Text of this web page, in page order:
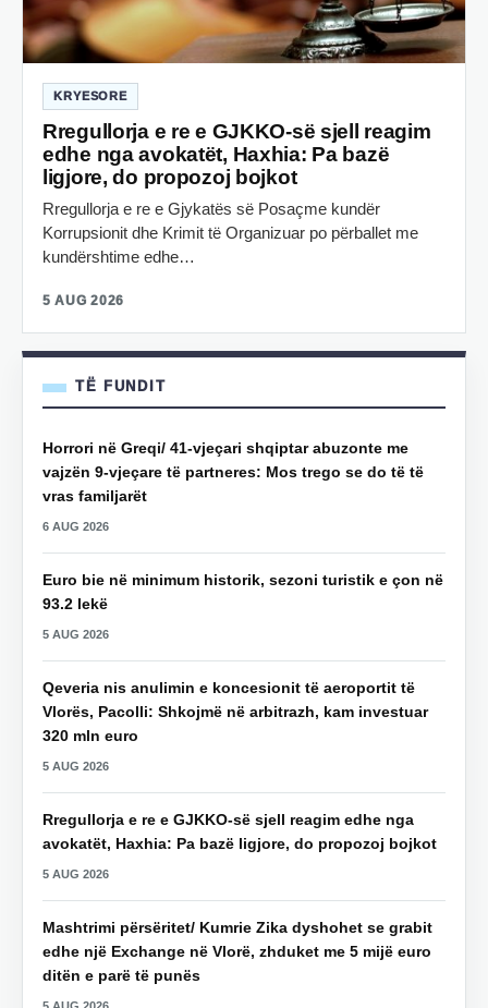
KRYESORE
Rregullorja e re e GJKKO-së sjell reagim
edhe nga avokatët, Haxhia: Pa bazë
ligjore, do propozoj bojkot
Rregullorja e re e Gjykatës së Posaçme kundër
Korrupsionit dhe Krimit të Organizuar po përballet me
kundërshtime edhe…
5 AUG 2026
TË FUNDIT
Horrori në Greqi/ 41-vjeçari shqiptar abuzonte me
vajzën 9-vjeçare të partneres: Mos trego se do të të
vras familjarët
6 AUG 2026
Euro bie në minimum historik, sezoni turistik e çon në
93.2 lekë
5 AUG 2026
Qeveria nis anulimin e koncesionit të aeroportit të
Vlorës, Pacolli: Shkojmë në arbitrazh, kam investuar
320 mln euro
5 AUG 2026
Rregullorja e re e GJKKO-së sjell reagim edhe nga
avokatët, Haxhia: Pa bazë ligjore, do propozoj bojkot
5 AUG 2026
Mashtrimi përsëritet/ Kumrie Zika dyshohet se grabit
edhe një Exchange në Vlorë, zhduket me 5 mijë euro
ditën e parë të punës